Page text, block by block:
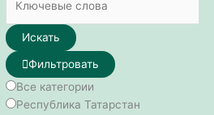
Искать
Фильтровать
Все категории
Республика Татарстан